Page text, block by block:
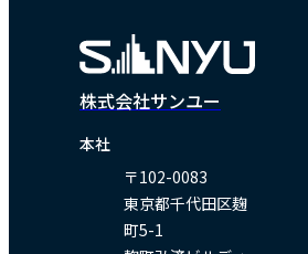
株式会社サンユー
本社
〒102-0083
東京都千代田区麹
町5-1